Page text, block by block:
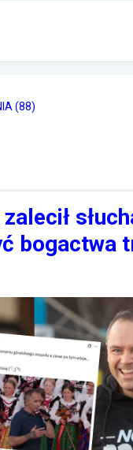
(88)
bogactwa